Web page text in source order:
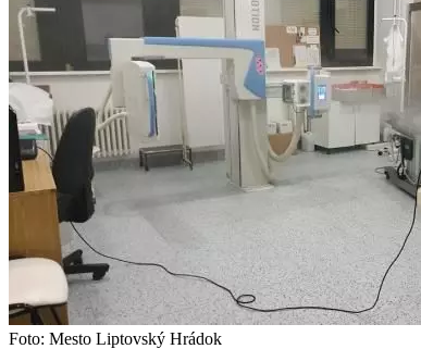
Foto: Mesto Liptovský Hrádok